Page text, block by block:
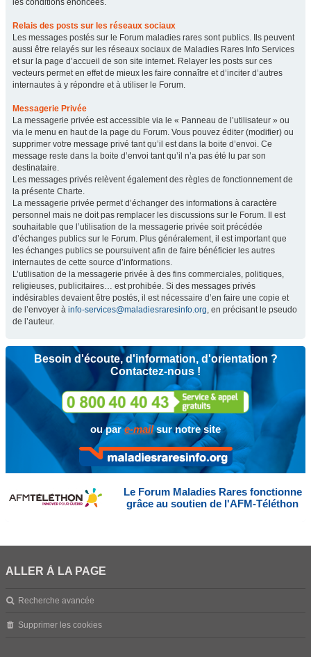
les conditions énoncées.
Relais des posts sur les réseaux sociaux
Les messages postés sur le Forum maladies rares sont publics. Ils peuvent
aussi être relayés sur les réseaux sociaux de Maladies Rares Info Services
et sur la page d’accueil de son site internet. Relayer les posts sur ces
vecteurs permet en effet de mieux les faire connaître et d’inciter d’autres
internautes à y répondre et à utiliser le Forum.
Messagerie Privée
La messagerie privée est accessible via le « Panneau de l’utilisateur » ou
via le menu en haut de la page du Forum. Vous pouvez éditer (modifier) ou
supprimer votre message privé tant qu’il est dans la boite d’envoi. Ce
message reste dans la boite d’envoi tant qu’il n’a pas été lu par son
destinataire.
Les messages privés relèvent également des règles de fonctionnement de
la présente Charte.
La messagerie privée permet d’échanger des informations à caractère
personnel mais ne doit pas remplacer les discussions sur le Forum. Il est
souhaitable que l’utilisation de la messagerie privée soit précédée
d’échanges publics sur le Forum. Plus généralement, il est important que
les échanges publics se poursuivent afin de faire bénéficier les autres
internautes de cette source d’informations.
L’utilisation de la messagerie privée à des fins commerciales, politiques,
religieuses, publicitaires… est prohibée. Si des messages privés
indésirables devaient être postés, il est nécessaire d’en faire une copie et
de l’envoyer à info-services@maladiesraresinfo.org, en précisant le pseudo
de l’auteur.
Besoin d'écoute, d'information, d'orientation ?
Contactez-nous !
ou pare-mailsur notre site
Le Forum Maladies Rares fonctionne
grâce au soutien de l'AFM-Téléthon
ALLER À LA PAGE
Recherche avancée
Supprimer les cookies